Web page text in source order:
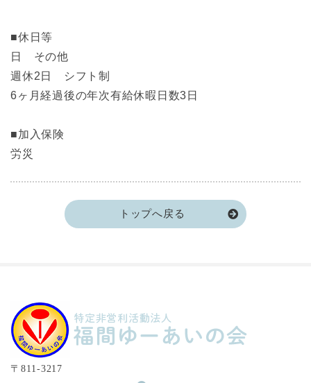
■休日等
日 その他
週休2日 シフト制
6ヶ月経過後の年次有給休暇日数3日
■加入保険
労災
トップへ戻る
〒811-3217